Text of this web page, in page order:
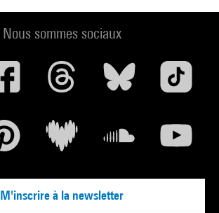
Nous sommes sociaux
M'inscrire à la newsletter